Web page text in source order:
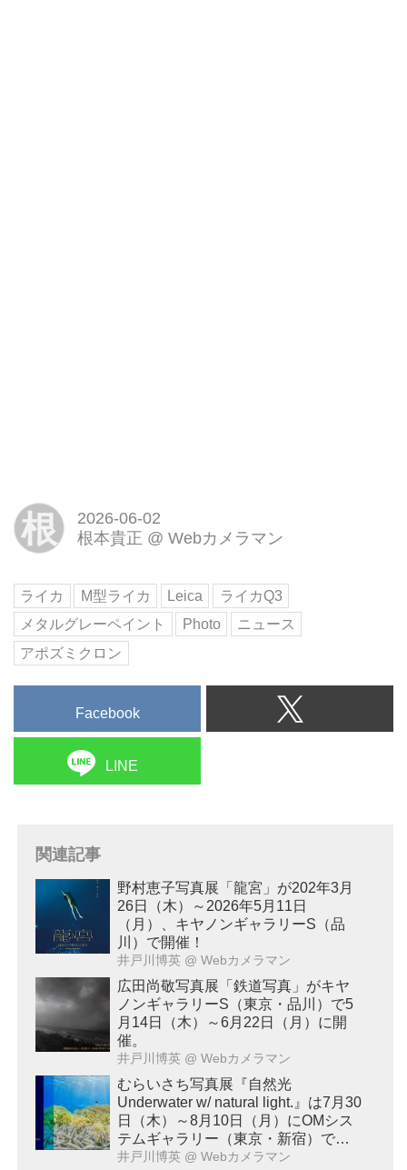
根
2026-06-02
根本貴正 @ Webカメラマン
ライカ M型ライカ Leica
ライカQ3
メタルグレーペイント
Photo
ニュース
アポズミクロン
Facebook
LINE
関連記事
野村恵子写真展「龍宮」が202年3月
26日（木）～2026年5月11日
（月）、キヤノンギャラリーS（品
川）で開催！
井戸川博英 @ Webカメラマン
広田尚敬写真展「鉄道写真」がキヤ
ノンギャラリーS（東京・品川）で5
月14日（木）～6月22日（月）に開
催。
井戸川博英 @ Webカメラマン
むらいさち写真展『自然光
Underwater w/ natural light.』は7月30
日（木）～8月10日（月）にOMシス
テムギャラリー（東京・新宿）で開
催！
井戸川博英 @ Webカメラマン